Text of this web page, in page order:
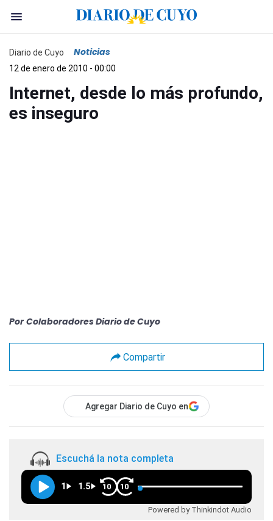
Diario de Cuyo Noticias
12 de enero de 2010 - 00:00
Internet, desde lo más profundo,
es inseguro
Por Colaboradores Diario de Cuyo
Compartir
Agregar Diario de Cuyo en
Escuchá la nota completa
1 1.5 10 10
Powered by Thinkindot Audio